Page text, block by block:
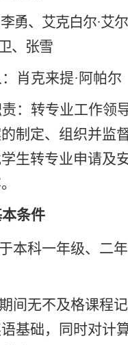
李勇、艾克白尔·艾
、张雪
肖克来提·阿帕尔
：转专业工作领
制定、组织并监
生转专业申请及
条件
本科一年级、二
间无不及格课程
基础，同时对计